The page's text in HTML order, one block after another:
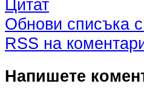
Цитат
Обнови списъка
RSS на
Напишете